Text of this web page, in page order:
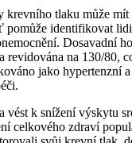
krevního tlaku může
pomůže identifikovat
Dosavadní
revidována na 130/80,
jako hypertenzní
vést k snížení výskytu
celkového zdraví